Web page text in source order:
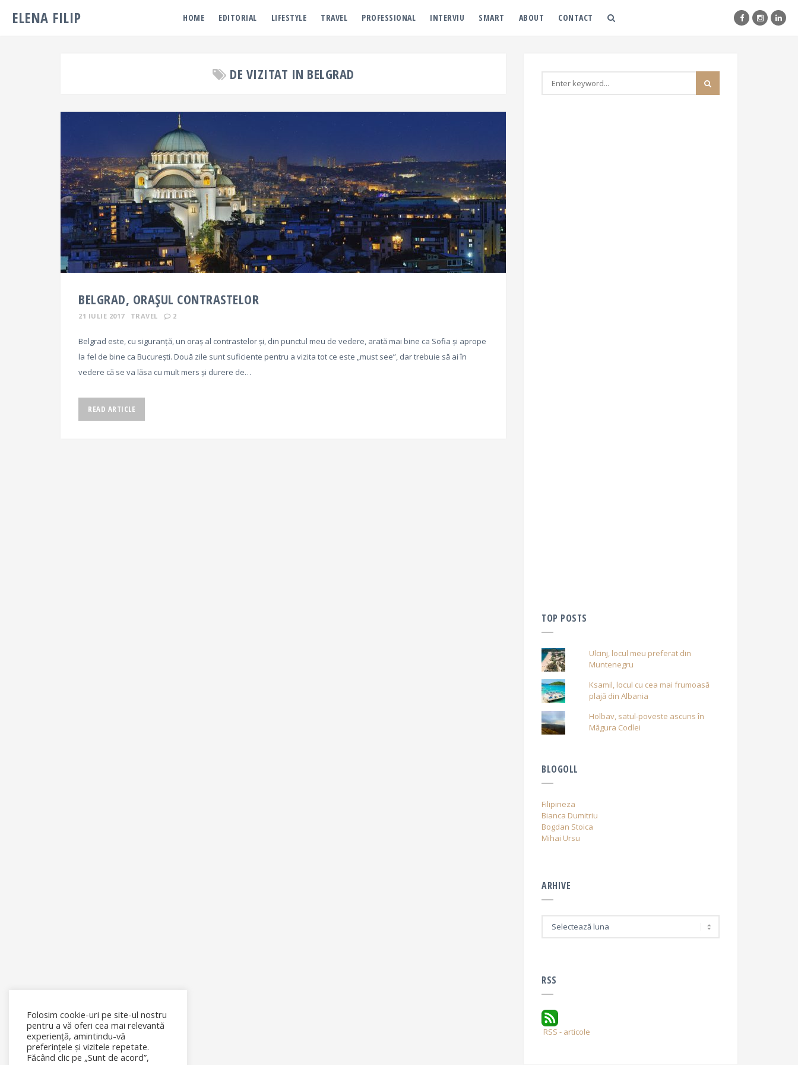
ELENA FILIP HOME EDITORIAL LIFESTYLE TRAVEL PROFESSIONAL INTERVIU SMART ABOUT CONTACT
DE VIZITAT IN BELGRAD
BELGRAD, ORAȘUL CONTRASTELOR
21 IULIE 2017 TRAVEL 2
Belgrad este, cu siguranță, un oraș al contrastelor și, din punctul meu de vedere, arată mai bine ca Sofia și aprope
la fel de bine ca București. Două zile sunt suficiente pentru a vizita tot ce este „must see”, dar trebuie să ai în
vedere că se va lăsa cu mult mers și durere de…
READ ARTICLE
TOP POSTS
Ulcinj, locul meu preferat din
Muntenegru
Ksamil, locul cu cea mai frumoasă
plajă din Albania
Holbav, satul-poveste ascuns în
Măgura Codlei
BLOGOLL
Filipineza
Bianca Dumitriu
Bogdan Stoica
Mihai Ursu
ARHIVE
RSS
RSS - articole
Folosim cookie-uri pe site-ul nostru
pentru a vă oferi cea mai relevantă
experiență, amintindu-vă
preferințele și vizitele repetate.
Făcând clic pe „Sunt de acord”,